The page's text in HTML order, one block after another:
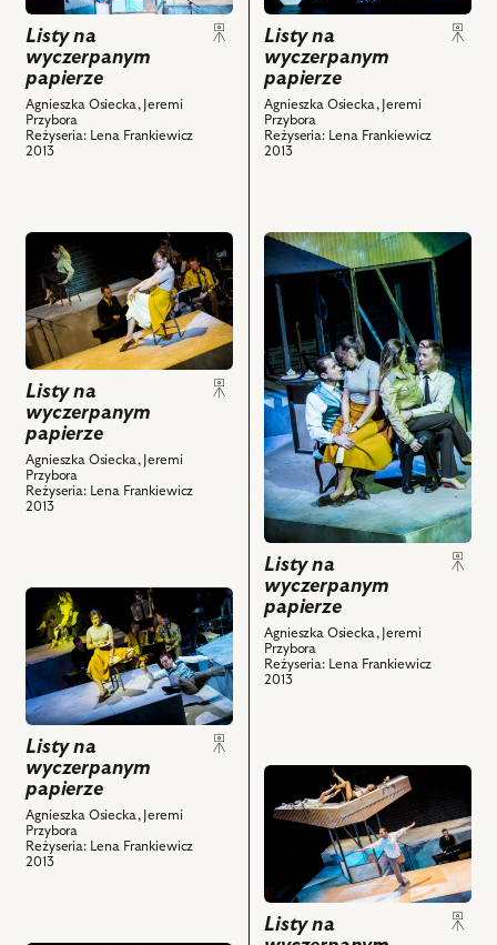
wyczerpanym
papierze,
Na
zdjęciu:
Agnieszka
Wilczyńska,
Paweł
Sadowa
powiązanych
z
nim
obiektów
Listy na
wyczerpanym
papierze
Agnieszka Osiecka, Jeremi
Przybora
Reżyseria: Lena Frankiewicz
2013
wyczerpanym
papierze,
Na
zdjęciu:
Agnieszka
Wilczyńska,
Mariusz
muzyk,
Lidia
Sadowa,
Michał
Jaros
–
muzyk,
Radosław
Nowicki
–
muzyk,
Sebastian
Frankiewicz
–
muzyk,
Paweł
Ciołkosz
i
powiązanych
Listy na
wyczerpanym
papierze
Agnieszka Osiecka, Jeremi
Przybora
Reżyseria: Lena Frankiewicz
2013
przejdź
obiektu
Listy
na
wyczerpanym
papierze,
Na
zdjęciu:
Agnieszka
Wilczyńska,
Mariusz
muzyk,
Lidia
Sadowa,
Michał
Jaros
–
Radosław
Nowicki
–
muzyk
i
Listy na
wyczerpanym
papierze
Agnieszka Osiecka, Jeremi
Przybora
Reżyseria: Lena Frankiewicz
2013
przejdź
do
obiektu
Listy
na
wyczerpanym
papierze,
Na
zdjęciu:
Paweł
Ciołkosz,
Lidia
Sadowa,
Agnieszka
Wilczyńska,
Rafał
Królikowski
i
powiązanych
Listy na
wyczerpanym
papierze
Agnieszka Osiecka, Jeremi
Przybora
Reżyseria: Lena Frankiewicz
2013
przejdź
do
obiektu
Listy
na
wyczerpanym
papierze,
Na
zdjęciu:
Agnieszka
Wilczyńska,
Mariusz
muzyk,
Listy na
wyczerpanym
papierze
Agnieszka Osiecka, Jeremi
Przybora
Reżyseria: Lena Frankiewicz
2013
przejdź
do
obiektu
wyczerpanym
papierze,
Listy na